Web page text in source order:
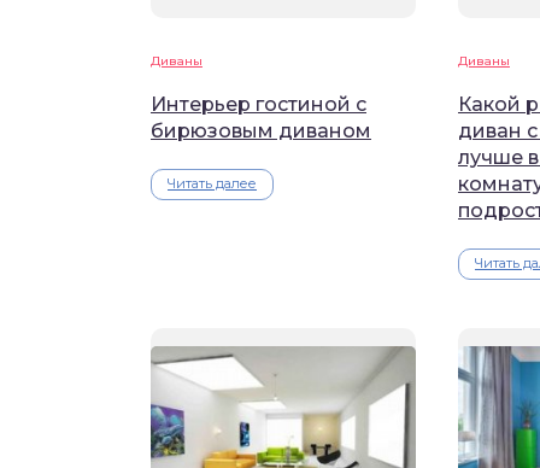
Диваны
Интерьер гостиной с
бирюзовым диваном
Читать далее
Диваны
Какой
диван
лучше
Читать